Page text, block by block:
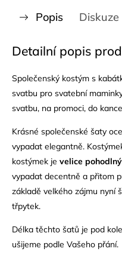
Popis Diskuze
Detailní popis
Společenský kostým s
svatbu pro svatební
svatbu, na promoci, do
Krásné společenské šaty
vypadat elegantně.
kostýmek je velice pohodlný
vypadat decentně a přitom
základě velkého zájmu nyní
třpytek.
Délka těchto šatů je pod
ušijeme podle Vašeho přání.